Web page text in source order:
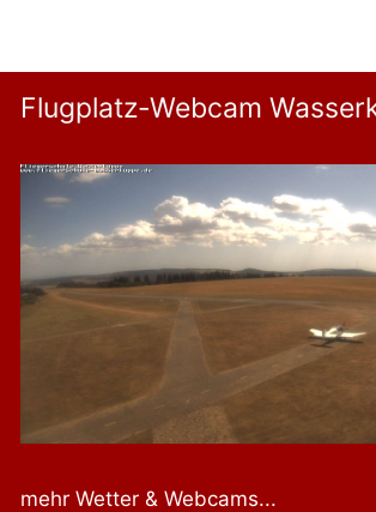
Flugplatz-Webcam
mehr Wetter & Webcams...